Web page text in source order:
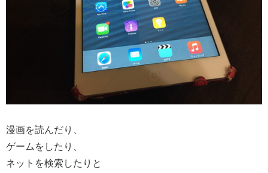
漫画を読んだり、
ゲームをしたり、
ネットを検索したりと